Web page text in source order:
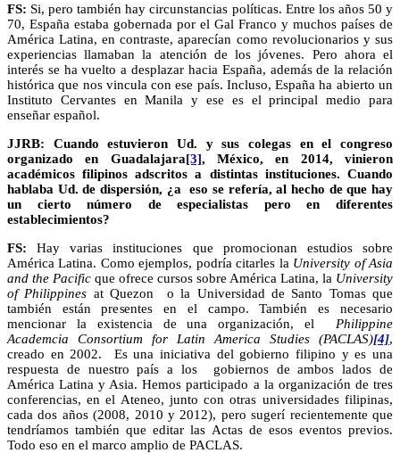
FS: Si, pero también hay circunstancias políticas. Entre los años 50 y
70, España estaba gobernada por el Gal Franco y muchos países de
América Latina, en contraste, aparecían como revolucionarios y sus
experiencias llamaban la atención de los jóvenes. Pero ahora el
interés se ha vuelto a desplazar hacia España, además de la relación
histórica que nos vincula con ese país. Incluso, España ha abierto un
Instituto Cervantes en Manila y ese es el principal medio para
enseñar español.
JJRB:
Cuando estuvieron Ud. y sus colegas en el congreso
organizado en Guadalajara[3], México, en 2014, vinieron
académicos filipinos adscritos a distintas instituciones. Cuando
hablaba Ud. de dispersión, ¿a eso se refería, al hecho de que hay
un cierto número de especialistas pero en diferentes
establecimientos?
FS: Hay varias instituciones que promocionan estudios sobre
América Latina. Como ejemplos, podría citarles la University of Asia
and the Pacific que ofrece cursos sobre América Latina, la University
of Philippines at Quezon o la Universidad de Santo Tomas que
también están presentes en el campo. También es necesario
mencionar la existencia de una organización, el Philippine
Academcia Consortium for Latin America Studies (PACLAS)[4],
creado en 2002. Es una iniciativa del gobierno filipino y es una
respuesta de nuestro país a los gobiernos de ambos lados de
América Latina y Asia. Hemos participado a la organización de tres
conferencias, en el Ateneo, junto con otras universidades filipinas,
cada dos años (2008, 2010 y 2012), pero sugerí recientemente que
tendríamos también que editar las Actas de esos eventos previos.
Todo eso en el marco amplio de PACLAS.